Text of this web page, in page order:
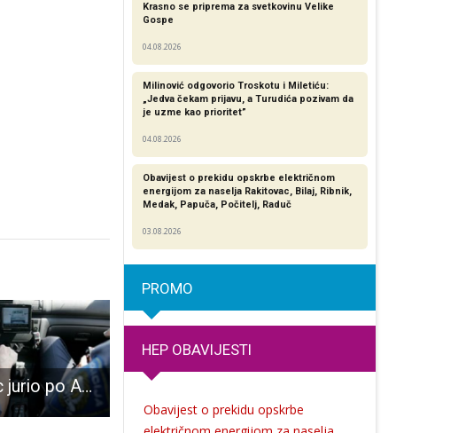
Nijemac jurio po A1 241 km/h
Krasno se priprema za svetkovinu Velike
Gospe
04.08.2026
Milinović odgovorio Troskotu i Miletiću:
„Jedva čekam prijavu, a Turudića pozivam da
je uzme kao prioritet”
04.08.2026
Obavijest o prekidu opskrbe električnom
energijom za naselja Rakitovac, Bilaj, Ribnik,
Medak, Papuča, Počitelj, Raduč
03.08.2026
PROMO
HEP OBAVIJESTI
Obavijest o prekidu opskrbe